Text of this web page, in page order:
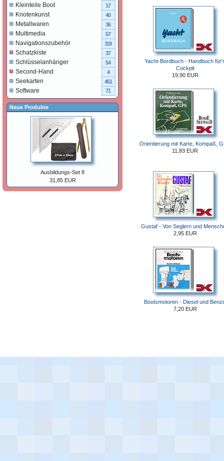
Yacht-Bordbuch - Handbuch
Cockpit
19,90 EUR
Orientierung mit Karte, Kompaß,
11,83 EUR
Gustaf - Von Seglern und
2,95 EUR
Bootsmotoren - Diesel und
7,20 EUR
Kleinteile Boot 17
Knotenkunst 40
Metallwaren 36
Multimedia 57
Navigationszubehör 119
Schatzkiste 37
Schlüsselanhänger 54
Second-Hand 4
Seekarten 451
Software 71
Neue Produkte
Ausbildungs-Set 8
31,85 EUR